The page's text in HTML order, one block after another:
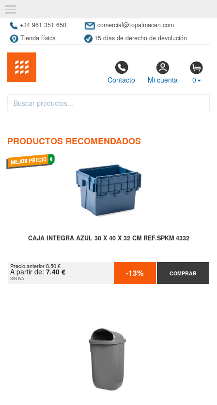
+34 961 351 650
comercial@topalmacen.com
Tienda física
15 días de derecho de devolución
Contacto Mi cuenta 0
PRODUCTOS RECOMENDADOS
CAJA INTEGRA AZUL 30 X 40 X 32 CM REF.SPKM 4332
Precio anterior 8.50 €
A partir de: 7.40 €
SIN IVA -13% COMPRAR